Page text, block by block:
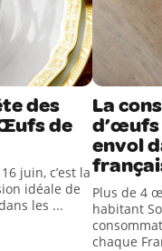
des
de
juin, c’est la
idéale de
les ...
La
envol
Plus de 4
habitant
chaque